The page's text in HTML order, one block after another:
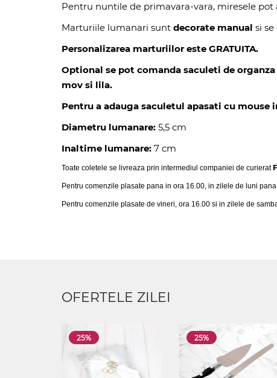
Pentru nuntile de primavara-vara, miresele
Marturiile lumanari sunt decorate manual si
Personalizarea marturiilor este GRATUITA.
Optional se pot comanda saculeti de
mov si lila.
Pentru a adauga saculetul apasati cu
Diametru lumanare: 5,5 cm
Inaltime lumanare: 7 cm
Toate coletele se livreaza prin intermediul companiei de curierat
Pentru comenzile plasate pana in ora 16.00, in zilele de luni
Pentru comenzile plasate de vineri, ora 16.00 si in zilele de
OFERTELE ZILEI
25% 25%